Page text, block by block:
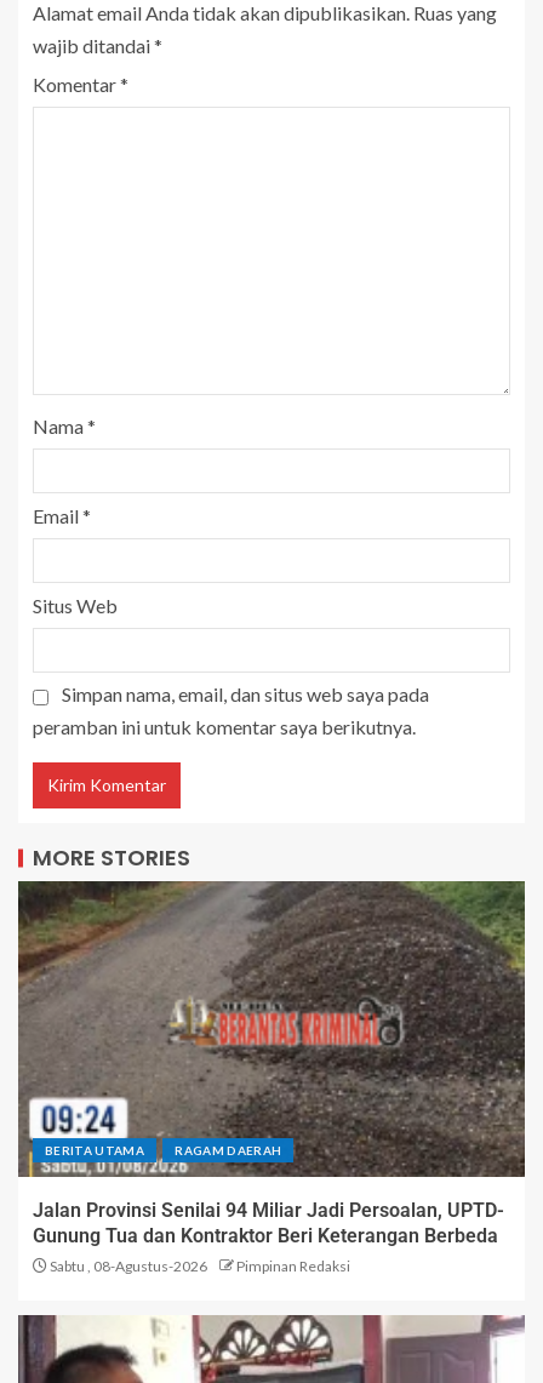
Alamat email Anda tidak akan dipublikasikan. Ruas yang
wajib ditandai*
Komentar*
Nama*
Email*
Situs Web
Simpan nama, email, dan situs web saya pada
peramban ini untuk komentar saya berikutnya.
MORE STORIES
BERITA UTAMA RAGAM DAERAH
Jalan Provinsi Senilai 94 Miliar Jadi Persoalan, UPTD-
Gunung Tua dan Kontraktor Beri Keterangan Berbeda
Sabtu , 08-Agustus-2026 Pimpinan Redaksi